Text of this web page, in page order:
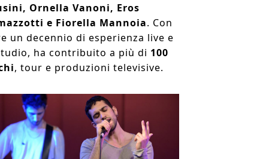
Ornella Vanoni, Eros
e Fiorella Mannoia. Con
un decennio di esperienza live e
ha contribuito a più di 100
, tour e produzioni televisive.